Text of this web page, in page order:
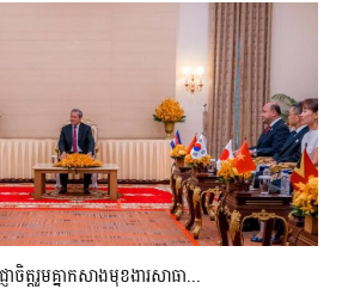
ចិត្តរួមគ្នាកសាងមុខងារសាធា...